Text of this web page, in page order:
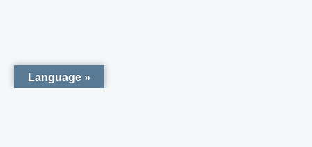
Language »